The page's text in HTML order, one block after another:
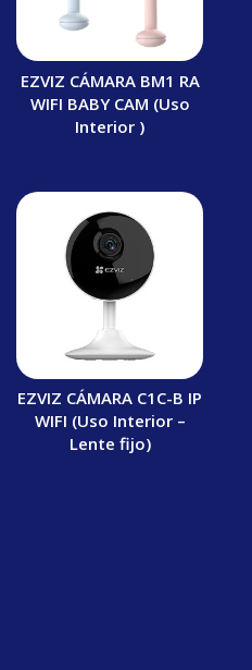
EZVIZ CÁMARA BM1 RA
WIFI BABY CAM (Uso
Interior )
EZVIZ CÁMARA C1C-B IP
WIFI (Uso Interior –
Lente fijo)